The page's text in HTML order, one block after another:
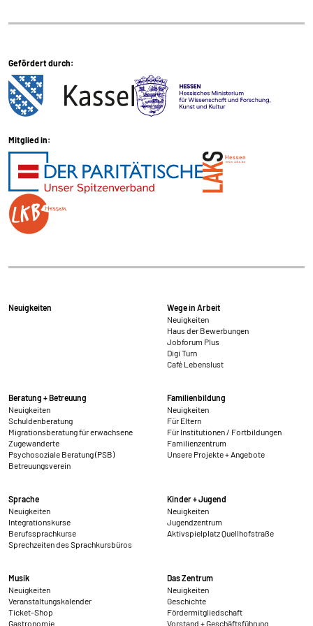
Gefördert durch:
Mitglied in:
Neuigkeiten
Wege in Arbeit
Neuigkeiten
Haus der Bewerbungen
Jobforum Plus
Digi Turn
Café Lebenslust
Beratung + Betreuung
Neuigkeiten
Schuldenberatung
Migrationsberatung für erwachsene
Zugewanderte
Psychosoziale Beratung (PSB)
Betreuungsverein
Familienbildung
Neuigkeiten
Für Eltern
Für Institutionen / Fortbildungen
Familienzentrum
Unsere Projekte + Angebote
Sprache
Neuigkeiten
Integrationskurse
Berufssprachkurse
Sprechzeiten des Sprachkursbüros
Kinder + Jugend
Neuigkeiten
Jugendzentrum
Aktivspielplatz Quellhofstraße
Musik
Neuigkeiten
Veranstaltungskalender
Ticket-Shop
Gastronomie
Das Zentrum
Neuigkeiten
Geschichte
Fördermitgliedschaft
Vorstand + Geschäftsführung
_ga, _gid, _gat_*, test_cookie
Zweck:
Anzeige von Google Maps Karten
Cookie Laufzeit: